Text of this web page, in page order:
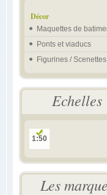
Décor
Maquettes de
Ponts et viaducs
Figurines / Scenettes
Echelles
1:50
Les